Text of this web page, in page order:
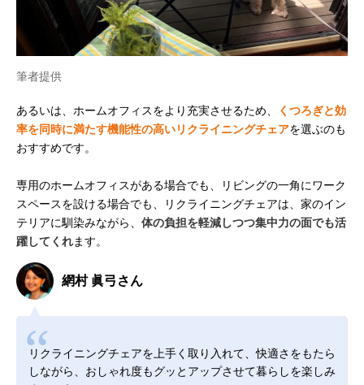
筆者提供
あるいは、ホームオフィスをより充実させるため、
くつろぎと効
率を同時に満たす機能性の高いリクライニングチェアを選ぶのも
おすすめです。
専用のホームオフィスがある場合でも、リビングの一角にワーク
スペースを設ける場合でも、リクライニングチェアは、家のイン
テリアに馴染みながら、 体の負担を軽減しつつ集中力の面でも活
躍してくれます。
網村 眞弓さん
リクライニングチェアを上手く取り入れて、快適さをもたら
しながら、おしゃれ度もグッとアップさせて暮らしを楽しみ